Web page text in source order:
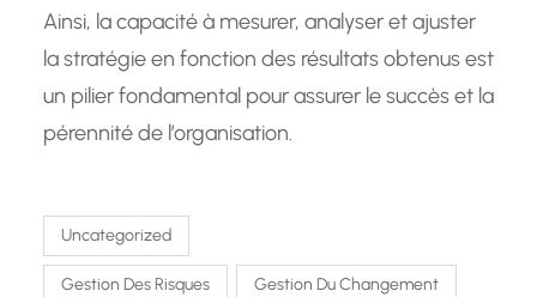
Ainsi, la capacité à mesurer, analyser et ajuster
la stratégie en fonction des résultats obtenus est
un pilier fondamental pour assurer le succès et la
pérennité de l’organisation.
Uncategorized
Gestion Des Risques Gestion Du Changement